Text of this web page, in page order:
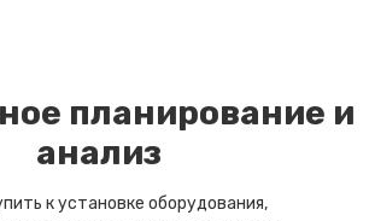
планирование и
анализ
к установке оборудования,